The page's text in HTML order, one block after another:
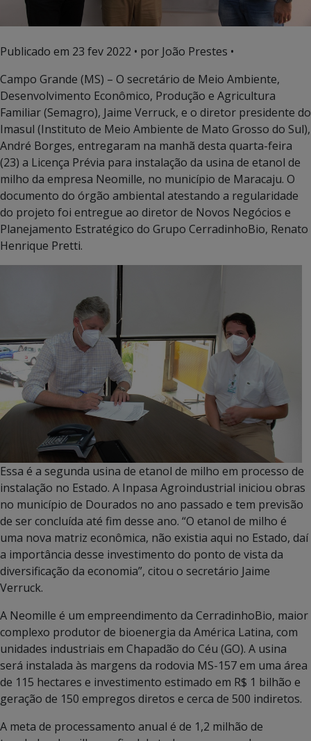
Publicado em 23 fev 2022 • por João Prestes •
Campo Grande (MS) – O secretário de Meio Ambiente,
Desenvolvimento Econômico, Produção e Agricultura
Familiar (Semagro), Jaime Verruck, e o diretor presidente do
Imasul (Instituto de Meio Ambiente de Mato Grosso do Sul),
André Borges, entregaram na manhã desta quarta-feira
(23) a Licença Prévia para instalação da usina de etanol de
milho da empresa Neomille, no município de Maracaju. O
documento do órgão ambiental atestando a regularidade
do projeto foi entregue ao diretor de Novos Negócios e
Planejamento Estratégico do Grupo CerradinhoBio, Renato
Henrique Pretti.
Essa é a segunda usina de etanol de milho em processo de
instalação no Estado. A Inpasa Agroindustrial iniciou obras
no município de Dourados no ano passado e tem previsão
de ser concluída até fim desse ano. “O etanol de milho é
uma nova matriz econômica, não existia aqui no Estado, daí
a importância desse investimento do ponto de vista da
diversificação da economia”, citou o secretário Jaime
Verruck.
A Neomille é um empreendimento da CerradinhoBio, maior
complexo produtor de bioenergia da América Latina, com
unidades industriais em Chapadão do Céu (GO). A usina
será instalada às margens da rodovia MS-157 em uma área
de 115 hectares e investimento estimado em R$ 1 bilhão e
geração de 150 empregos diretos e cerca de 500 indiretos.
A meta de processamento anual é de 1,2 milhão de